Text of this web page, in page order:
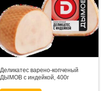
Деликатес варено-копченый
ДЫМОВ с индейкой, 400г